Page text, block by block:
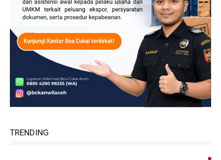
TRENDING